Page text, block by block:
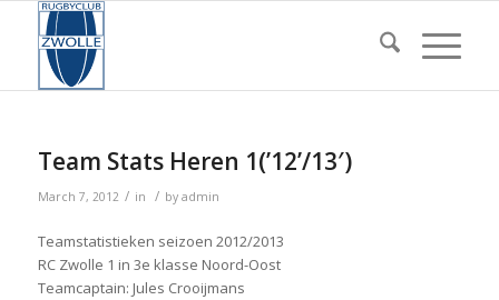
Team Stats Heren 1(’12’/13′)
March 7, 2012 / in / by admin
Teamstatistieken seizoen 2012/2013
RC Zwolle 1 in 3e klasse Noord-Oost
Teamcaptain: Jules Crooijmans